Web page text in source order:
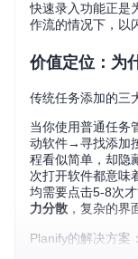
快速录入功能正是
作流的情况下，以
价值定位：为
传统任务添加的三
当你使用普通任务
动软件→寻找添加
程看似简单，却隐
次打开软件都意味
均需要点击5-8次
力分散 ，复杂的界
Planify的解决方案